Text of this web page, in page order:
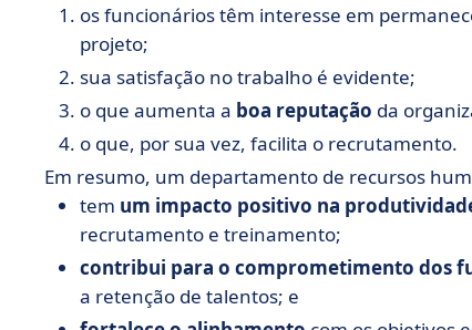
os funcionários têm interesse em
projeto;
sua satisfação no trabalho é evidente;
o que aumenta a boa reputação da
o que, por sua vez, facilita o recrutamento.
Em resumo, um departamento de recursos
tem um impacto positivo na
recrutamento e treinamento;
contribui para o comprometimento dos
a retenção de talentos; e